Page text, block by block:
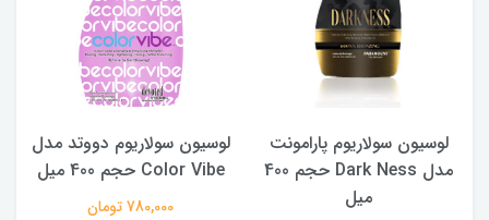
لوسیون سولاریوم پارامونت
مدل Dark Ness حجم 400
میل
لوسیون سولاریوم دووتد مدل
Color Vibe حجم 400 میل
780,000 تومان